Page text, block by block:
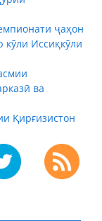
ҷаҳон
кӯли Иссиқкӯли
ва
Қирғизистон